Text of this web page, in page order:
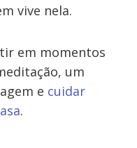
vive nela.
em momentos
um
e cuidar
.